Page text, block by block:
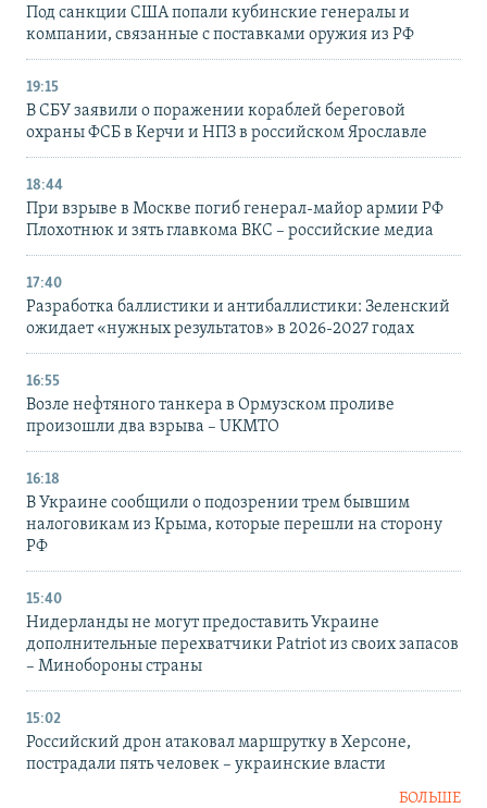
Под санкции США попали кубинские генералы и
компании, связанные с поставками оружия из РФ
19:15
В СБУ заявили о поражении кораблей береговой
охраны ФСБ в Керчи и НПЗ в российском Ярославле
18:44
При взрыве в Москве погиб генерал-майор армии РФ
Плохотнюк и зять главкома ВКС – российские медиа
17:40
Разработка баллистики и антибаллистики: Зеленский
ожидает «нужных результатов» в 2026-2027 годах
16:55
Возле нефтяного танкера в Ормузском проливе
произошли два взрыва – UKMTO
16:18
В Украине сообщили о подозрении трем бывшим
налоговикам из Крыма, которые перешли на сторону
РФ
15:40
Нидерланды не могут предоставить Украине
дополнительные перехватчики Patriot из своих запасов
– Минобороны страны
15:02
Российский дрон атаковал маршрутку в Херсоне,
пострадали пять человек – украинские власти
БОЛЬШЕ